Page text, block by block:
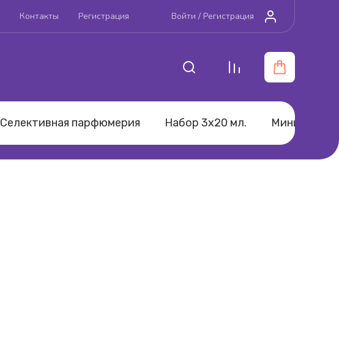
Контакты Регистрация Войти / Регистрация
Селективная парфюмерия Набор 3х20 мл. Мини-